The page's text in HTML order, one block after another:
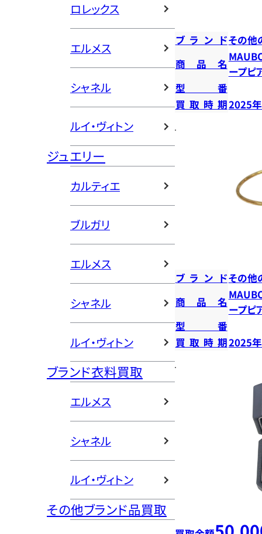
ロレックス
エルメス
シャネル
ルイ・ヴィトン
ジュエリー
カルティエ
ブルガリ
エルメス
シャネル
ルイ・ヴィトン
ブランド衣料買取
エルメス
シャネル
ルイ・ヴィトン
その他ブランド品買取
ブランドその他
商品名
ープピ
型番
買取時期2025
ブランドその他
商品名
ープピ
型番
買取時期2025